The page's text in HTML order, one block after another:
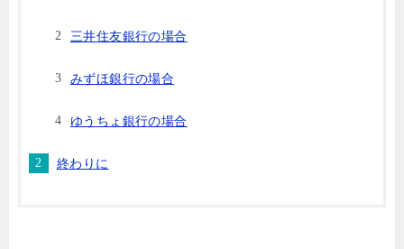
三井住友銀行の場合
みずほ銀行の場合
ゆうちょ銀行の場合
終わりに